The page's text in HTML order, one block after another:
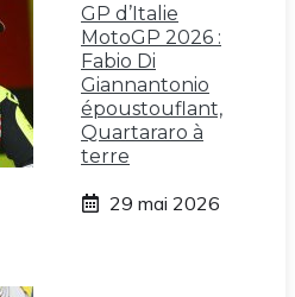
GP d’Italie
MotoGP 2026 :
Fabio Di
Giannantonio
époustouflant,
Quartararo à
terre
29 mai 2026